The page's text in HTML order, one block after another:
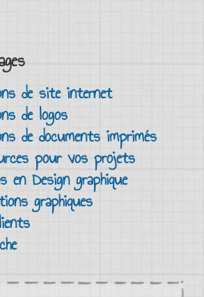
de site internet
de logos
de documents imprimés
pour vos projets
en Design graphique
graphiques